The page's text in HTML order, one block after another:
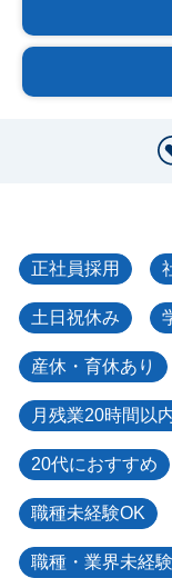
正社員採用
土日祝休み
産休・育休あり
月残業20時間以
20代におすすめ
職種未経験OK
職種・業界未経